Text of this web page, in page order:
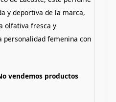
y deportiva de la marca,
olfativa fresca y
personalidad femenina con
vendemos productos